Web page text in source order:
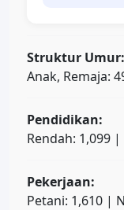
Struktur Umur:
Anak, Remaja:
Pendidikan:
Rendah: 1,099
Pekerjaan:
Petani: 1,610 |